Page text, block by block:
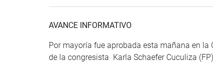
AVANCE INFORMATIVO
Por mayoría fue aprobada esta mañana en
de la congresista Karla Schaefer Cuculiza